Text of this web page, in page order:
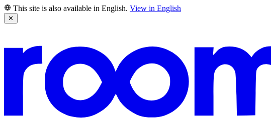
This site is also available in English. View in English
✕